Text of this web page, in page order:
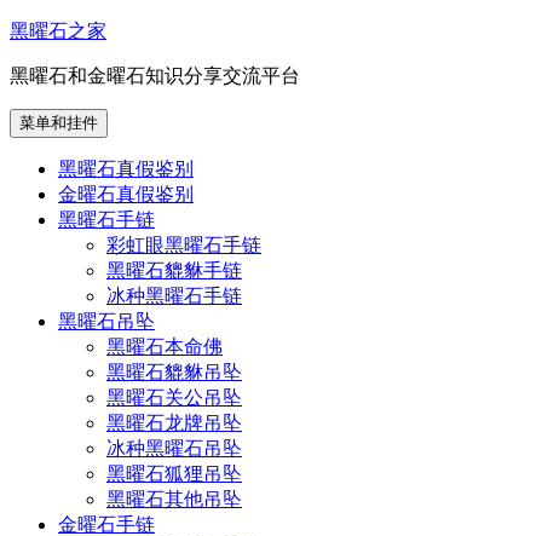
跳
内
容
黑曜石之家
黑曜石和金曜石知识分享交流平台
菜单和挂件
黑曜石真假鉴别
金曜石真假鉴别
黑曜石手链
彩虹眼黑曜石手链
黑曜石貔貅手链
冰种黑曜石手链
黑曜石吊坠
黑曜石本命佛
黑曜石貔貅吊坠
黑曜石关公吊坠
黑曜石龙牌吊坠
冰种黑曜石吊坠
黑曜石狐狸吊坠
黑曜石其他吊坠
金曜石手链